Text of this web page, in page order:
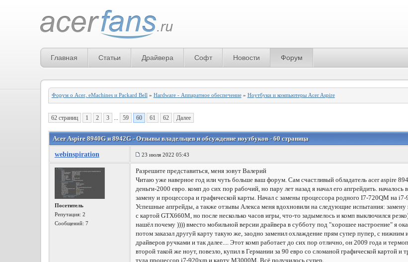
Главная Статьи Драйвера Софт Новости Форум
Форум о Acer, eMachines и Packard Bell » Hardware - Аппаратное обеспечение» Ноутбуки и компьютеры Acer Aspire
62 страниц 1 2 3 ... 59 60 61 62 Далее
Acer Aspire 8940G и 8942G - Отзывы владельцев и обсуждение ноутбуков - 60 страница
webinspiration 23 июля 2022 05:43
Посетитель
Репутация: 2
Сообщений: 7
Разрешите представиться, меня зовут Валерий
Читаю уже наверное год или чуть больше ваш форум. Сам счастливый обладатель acer aspire
деньги-2000 евро. комп до сих пор рабочий, но пару лет назад я начал его апгрейдить.
замену и процессора и графической карты. Начал с замены процессора родного I7-720QM на
Успешные апгрейды, а также отзывы Алекса меня вдохновили на следующие испытания:
с картой GTX660M, но после несколько часов игры, что-то задымелось и комп выключился
нашёл почему )))) вместо мобильной версии драйвера в субботу под "хорошее настроение" я
потом заказал другуй карту такую же, заодно заменил охлаждение прям супер пупер, с
драйверов ручками и так далее.... Этот комп работает до сих пор отлично, он 2009 года и
второй такой же ноут, повезло, купил в Германии за 90 евро со сломаной графической картой
туда процессор i7-920xm и карту M3000M. Всё получилось супер.